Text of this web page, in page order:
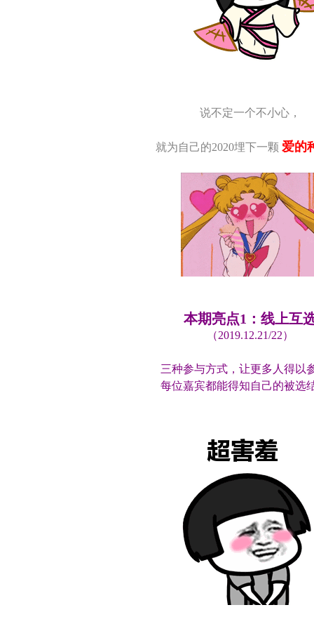
说不定一个不小心，
就为自己的2020埋下一颗 爱的
本期亮点1：线上互
（2019.12.21/22）
三种参与方式，让更多人得以
每位嘉宾都能得知自己的被选